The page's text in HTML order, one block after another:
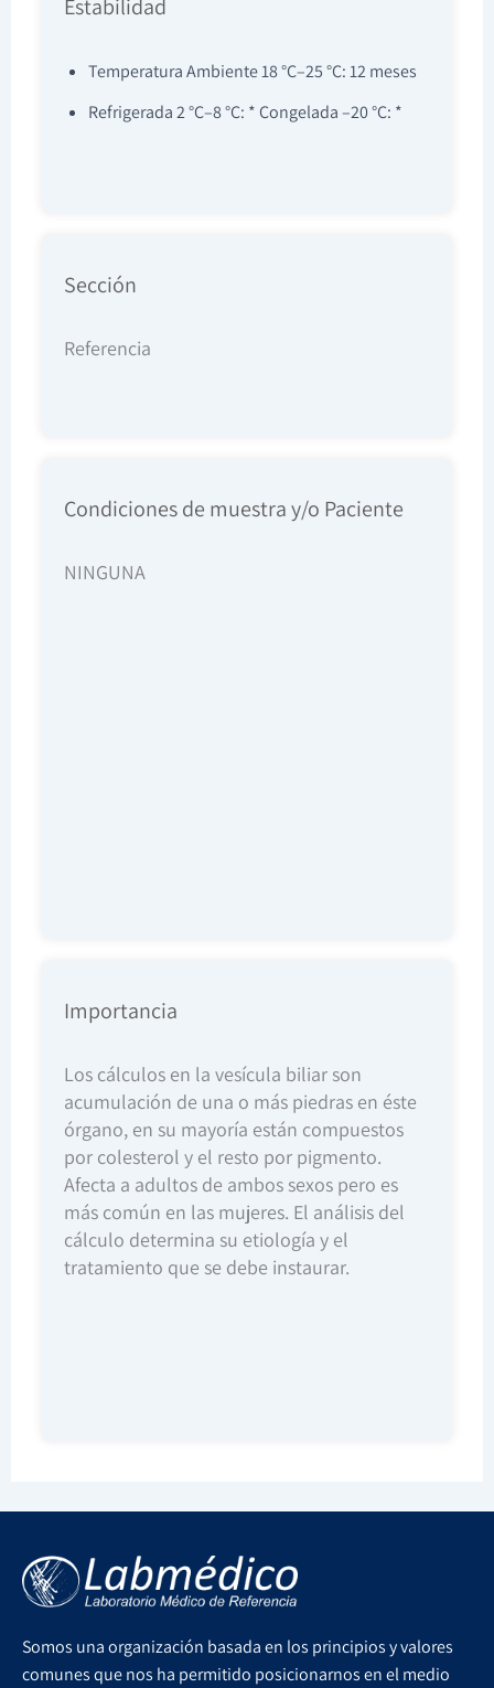
Estabilidad
Temperatura Ambiente 18 °C–25 °C: 12 meses
Refrigerada 2 °C–8 °C: * Congelada –20 °C: *
Sección
Referencia
Condiciones de muestra y/o Paciente
NINGUNA
Importancia
Los cálculos en la vesícula biliar son
acumulación de una o más piedras en éste
órgano, en su mayoría están compuestos
por colesterol y el resto por pigmento.
Afecta a adultos de ambos sexos pero es
más común en las mujeres. El análisis del
cálculo determina su etiología y el
tratamiento que se debe instaurar.
Somos una organización basada en los principios y valores
comunes que nos ha permitido posicionarnos en el medio